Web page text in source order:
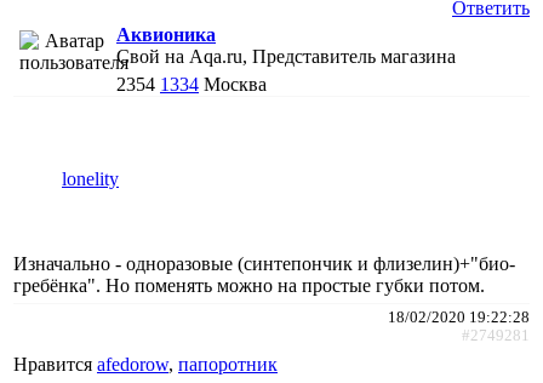
Ответить
Аквионика
Свой на Aqa.ru, Представитель магазина
2354 1334 Москва
lonelity
Изначально - одноразовые (синтепончик и флизелин)+"био-
гребёнка". Но поменять можно на простые губки потом.
18/02/2020 19:22:28
#2749281
Нравится afedorow, папоротник